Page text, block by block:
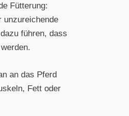
Fütterung:
unzureichende
führen, dass
an das Pferd
Fett oder